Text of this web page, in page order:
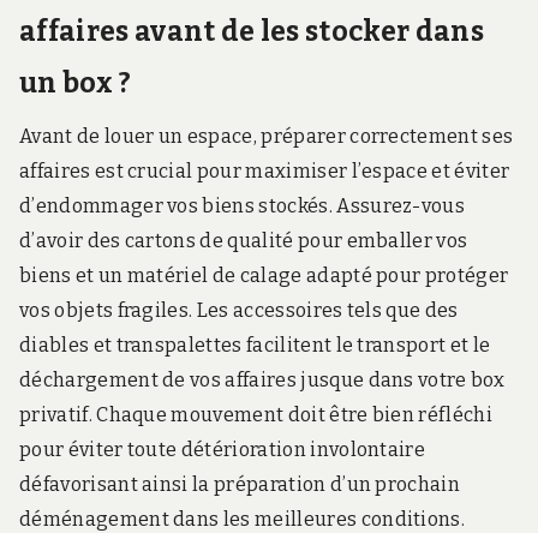
affaires avant de les stocker dans
un box ?
Avant de louer un espace, préparer correctement ses
affaires est crucial pour maximiser l’espace et éviter
d’endommager vos biens stockés. Assurez-vous
d’avoir des cartons de qualité pour emballer vos
biens et un matériel de calage adapté pour protéger
vos objets fragiles. Les accessoires tels que des
diables et transpalettes facilitent le transport et le
déchargement de vos affaires jusque dans votre box
privatif. Chaque mouvement doit être bien réfléchi
pour éviter toute détérioration involontaire
défavorisant ainsi la préparation d’un prochain
déménagement dans les meilleures conditions.